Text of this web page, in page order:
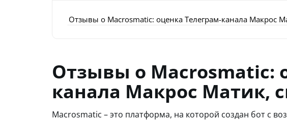
Отзывы о Macrosmatic: оценка Телеграм-канала Макрос
Отзывы о Macrosmatic:
канала Макрос Матик,
Macrosmatic – это платформа, на которой создан бот с